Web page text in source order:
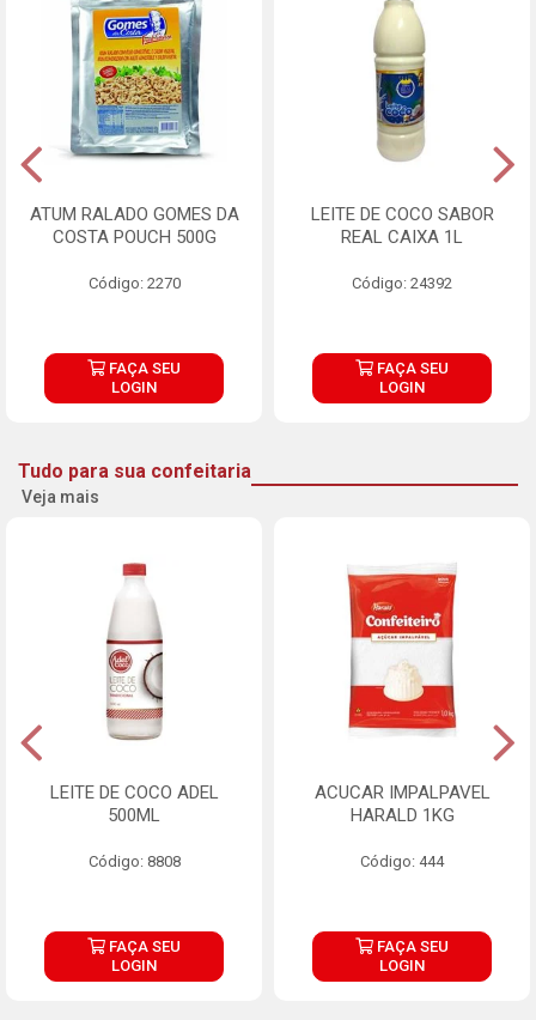
ATUM RALADO GOMES DA
COSTA POUCH 500G
Código: 2270
FAÇA SEU
LOGIN
LEITE DE COCO SABOR
REAL CAIXA 1L
Código: 24392
FAÇA SEU
LOGIN
Tudo para sua confeitaria
Veja mais
LEITE DE COCO ADEL
500ML
Código: 8808
FAÇA SEU
LOGIN
ACUCAR IMPALPAVEL
HARALD 1KG
Código: 444
FAÇA SEU
LOGIN